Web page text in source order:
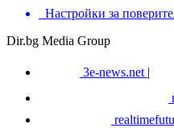
Настройки за
Dir.bg Media Group
3e-news.net |